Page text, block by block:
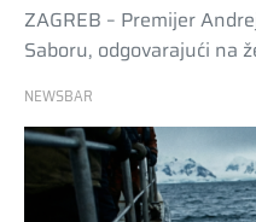
ZAGREB – Premijer
Saboru, odgovarajući na
NEWSBAR